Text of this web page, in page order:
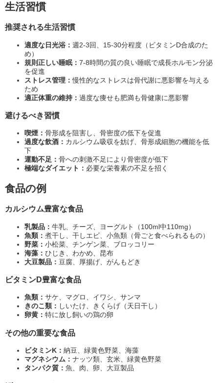
生活習慣
推奨される生活習慣
適度な日光浴： 週2-3回、15-30分程度（ビタミンD合成のた
め）
規則正しい睡眠： 7-8時間の質の良い睡眠で成長ホルモン分泌
を促進
ストレス管理：慢性的なストレスは骨代謝に悪影響を与える
ため
適正体重の維持： 過度な痩せも肥満も骨健康に悪影響
避けるべき習慣
喫煙： 骨形成を阻害し、骨密度の低下を促進
過度な飲酒： カルシウム吸収を妨げ、骨形成細胞の機能を低
下
運動不足： 骨への刺激不足により骨密度が低下
極端なダイエット： 必要な栄養素の不足を招く
食品の例
カルシウム豊富な食品
乳製品： 牛乳、チーズ、ヨーグルト（100ml中110mg）
魚類： 煮干し、干しエビ、小魚類（骨ごと食べられるもの）
野菜： 小松菜、チンゲン菜、ブロッコリー
海藻： ひじき、わかめ、昆布
大豆製品： 豆腐、厚揚げ、がんもどき
ビタミンD豊富な食品
魚類： サケ、マグロ、イワシ、サンマ
きのこ類： しいたけ、きくらげ（天日干し）
卵黄： 特に放し飼いの鶏の卵
その他の重要な食品
ビタミンK： 納豆、緑黄色野菜、海藻
マグネシウム： ナッツ類、玄米、緑黄色野菜
タンパク質： 魚、肉、卵、大豆製品